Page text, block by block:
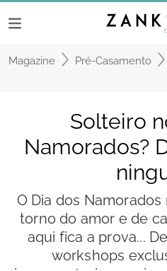
Magazine Pré-Casamento
Solteiro
Namorados?
O Dia dos
torno do amor e de
aqui fica a prova...
workshops